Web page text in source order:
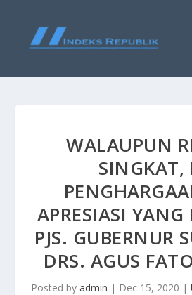
WALAUPUN
SINGKAT,
APRESIASI
PJS. GUBERNUR
DRS. AGUS
Posted by admin | Dec 15, 2020 |